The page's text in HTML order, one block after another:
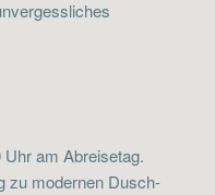
am Abreisetag.
zu modernen Dusch-